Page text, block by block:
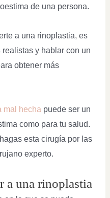
de una persona.
a una rinoplastia, es
y hablar con un
obtener más
mal hecha puede ser un
como para tu salud.
esta cirugía por las
experto.
a una rinoplastia